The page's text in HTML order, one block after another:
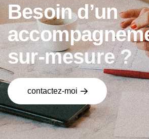
Besoin d’un
accompagnem
sur-mesure ?
contactez-moi